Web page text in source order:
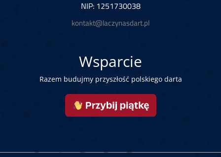
NIP: 1251730038
kontakt@laczynasdart.pl
Wsparcie
Razem budujmy przyszłość polskiego darta